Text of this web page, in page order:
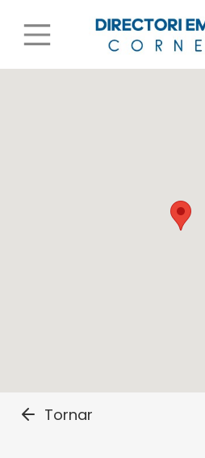
Tornar